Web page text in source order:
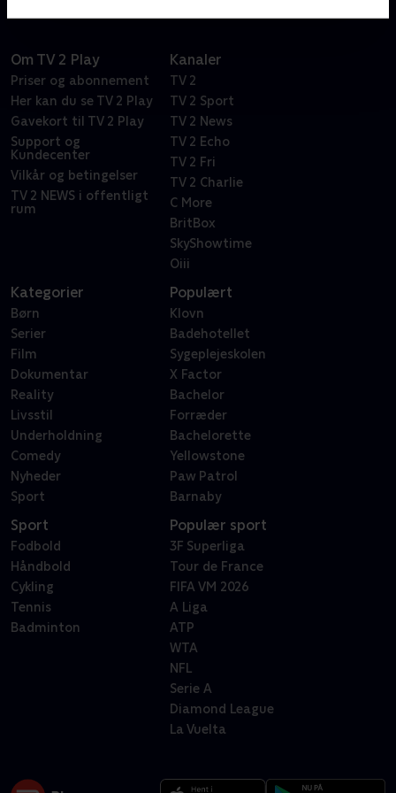
Om TV 2 Play
Priser og abonnement
Her kan du se TV 2 Play
Gavekort til TV 2 Play
Support og
Kundecenter
Vilkår og betingelser
TV 2 NEWS i offentligt
rum
Kanaler
TV 2
TV 2 Sport
TV 2 News
TV 2 Echo
TV 2 Fri
TV 2 Charlie
C More
BritBox
SkyShowtime
Oiii
Kategorier
Børn
Serier
Film
Dokumentar
Reality
Livsstil
Underholdning
Comedy
Nyheder
Sport
Populært
Klovn
Badehotellet
Sygeplejeskolen
X Factor
Bachelor
Forræder
Bachelorette
Yellowstone
Paw Patrol
Barnaby
Sport
Fodbold
Håndbold
Cykling
Tennis
Badminton
Populær sport
3F Superliga
Tour de France
FIFA VM 2026
A Liga
ATP
WTA
NFL
Serie A
Diamond League
La Vuelta